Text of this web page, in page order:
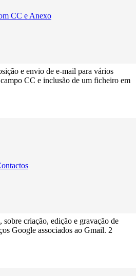
CC e Anexo
e envio de e-mail para vários
CC e inclusão de um ficheiro em
criação, edição e gravação de
Google associados ao Gmail. 2